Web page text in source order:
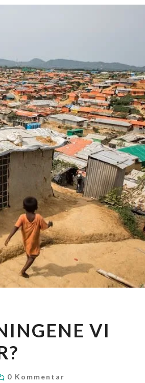
VI
KOMMENTARER
0 Kommentar